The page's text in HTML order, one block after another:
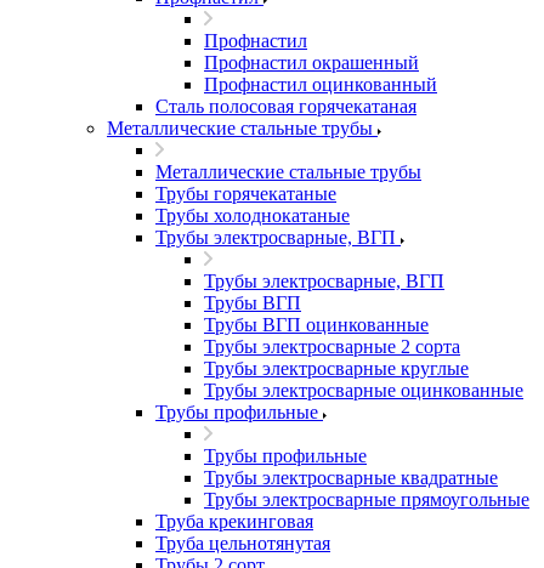
Профнастил
Профнастил окрашенный
Профнастил оцинкованный
Сталь полосовая горячекатаная
Металлические стальные трубы
Металлические стальные трубы
Трубы горячекатаные
Трубы холоднокатаные
Трубы электросварные, ВГП
Трубы электросварные, ВГП
Трубы ВГП
Трубы ВГП оцинкованные
Трубы электросварные 2 сорта
Трубы электросварные круглые
Трубы электросварные оцинкованные
Трубы профильные
Трубы профильные
Трубы электросварные квадратные
Трубы электросварные прямоугольные
Труба крекинговая
Труба цельнотянутая